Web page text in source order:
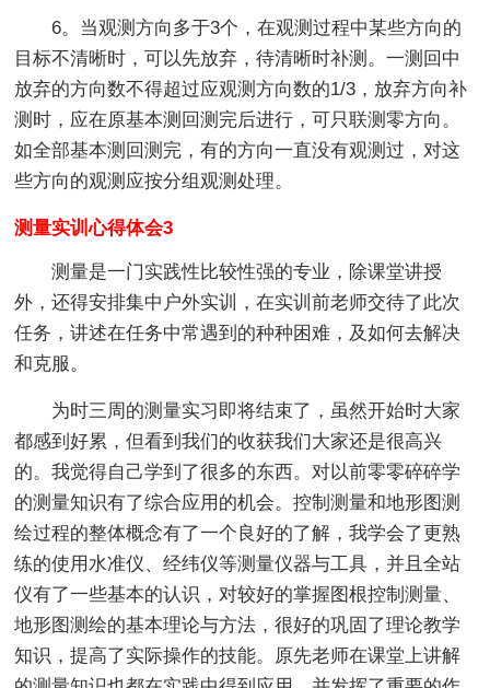
6。当观测方向多于3个，在观测过程中某些方向的
目标不清晰时，可以先放弃，待清晰时补测。一测回中
放弃的方向数不得超过应观测方向数的1/3，放弃方向补
测时，应在原基本测回测完后进行，可只联测零方向。
如全部基本测回测完，有的方向一直没有观测过，对这
些方向的观测应按分组观测处理。
测量实训心得体会3
测量是一门实践性比较性强的专业，除课堂讲授
外，还得安排集中户外实训，在实训前老师交待了此次
任务，讲述在任务中常遇到的种种困难，及如何去解决
和克服。
为时三周的测量实习即将结束了，虽然开始时大家
都感到好累，但看到我们的收获我们大家还是很高兴
的。我觉得自己学到了很多的东西。对以前零零碎碎学
的测量知识有了综合应用的机会。控制测量和地形图测
绘过程的整体概念有了一个良好的了解，我学会了更熟
练的使用水准仪、经纬仪等测量仪器与工具，并且全站
仪有了一些基本的认识，对较好的掌握图根控制测量、
地形图测绘的基本理论与方法，很好的巩固了理论教学
知识，提高了实际操作的技能。原先老师在课堂上讲解